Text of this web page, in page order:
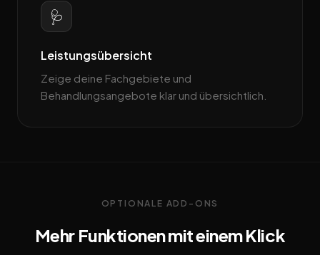
🩺
Leistungsübersicht
Zeige deine Fachgebiete und
Behandlungsangebote klar und übersichtlich.
OPTIONALE ADD-ONS
Mehr Funktionen mit einem Klick